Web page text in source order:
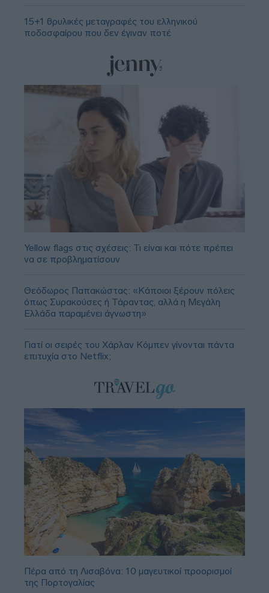
15+1 θρυλικές μεταγραφές του ελληνικού
ποδοσφαίρου που δεν έγιναν ποτέ
Yellow flags στις σχέσεις: Τι είναι και πότε πρέπει
να σε προβληματίσουν
Θεόδωρος Παπακώστας: «Κάποιοι ξέρουν πόλεις
όπως Συρακούσες ή Τάραντας, αλλά η Μεγάλη
Ελλάδα παραμένει άγνωστη»
Γιατί οι σειρές του Χάρλαν Κόμπεν γίνονται πάντα
επιτυχία στο Netflix;
Πέρα από τη Λισαβόνα: 10 μαγευτικοί προορισμοί
της Πορτογαλίας